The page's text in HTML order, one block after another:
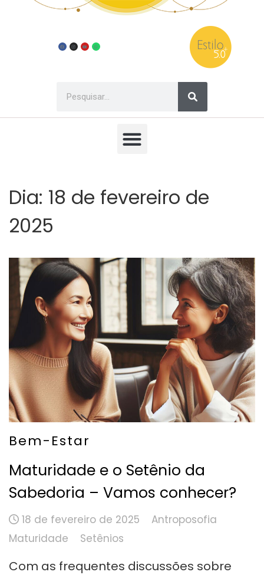
Dia: 18 de fevereiro de
2025
Bem-Estar
Maturidade e o Setênio da
Sabedoria – Vamos conhecer?
18 de fevereiro de 2025
Antroposofia
Maturidade
Setênios
Com as frequentes discussões sobre